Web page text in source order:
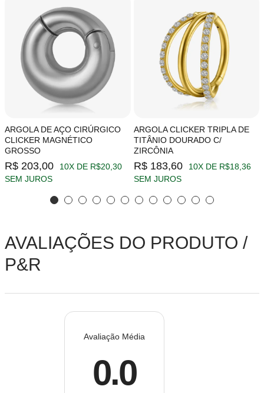
ARGOLA DE AÇO CIRÚRGICO
CLICKER MAGNÉTICO
GROSSO
R$ 203,00
10X DE R$20,30
SEM JUROS
ARGOLA CLICKER TRIPLA DE
TITÂNIO DOURADO C/
ZIRCÔNIA
R$ 183,60
10X DE R$18,36
SEM JUROS
AVALIAÇÕES DO PRODUTO /
P&R
Avaliação Média
0.0